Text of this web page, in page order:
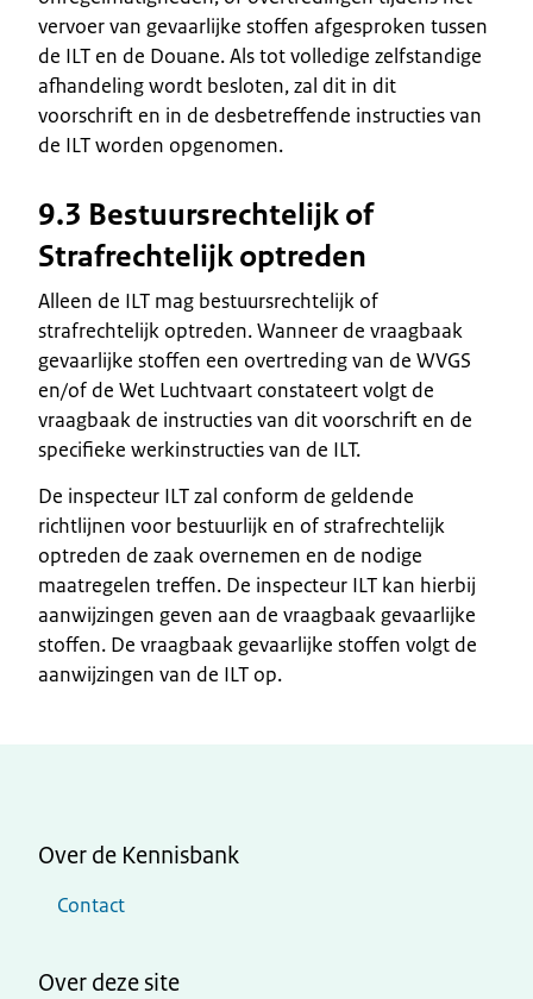
vervoer van gevaarlijke stoffen afgesproken tussen
de ILT en de Douane. Als tot volledige zelfstandige
afhandeling wordt besloten, zal dit in dit
voorschrift en in de desbetreffende instructies van
de ILT worden opgenomen.
9.3 Bestuursrechtelijk of
Strafrechtelijk optreden
Alleen de ILT mag bestuursrechtelijk of
strafrechtelijk optreden. Wanneer de vraagbaak
gevaarlijke stoffen een overtreding van de WVGS
en/of de Wet Luchtvaart constateert volgt de
vraagbaak de instructies van dit voorschrift en de
specifieke werkinstructies van de ILT.
De inspecteur ILT zal conform de geldende
richtlijnen voor bestuurlijk en of strafrechtelijk
optreden de zaak overnemen en de nodige
maatregelen treffen. De inspecteur ILT kan hierbij
aanwijzingen geven aan de vraagbaak gevaarlijke
stoffen. De vraagbaak gevaarlijke stoffen volgt de
aanwijzingen van de ILT op.
Over de Kennisbank
Contact
Over deze site